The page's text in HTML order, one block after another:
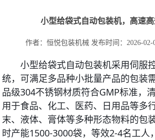
小型给袋式自动包装机，高速
作者：恒悦包装机械 发布时间：2026-02-
小型给袋式自动包装机采用伺服
统，可满足多品种小批量产品的包装
品级304不锈钢材质符合GMP标准，
用于食品、化工、医药、日用品等多
末、液体、膏体等多种形态物料的包
时产能1500-3000袋，等效2-4名工人